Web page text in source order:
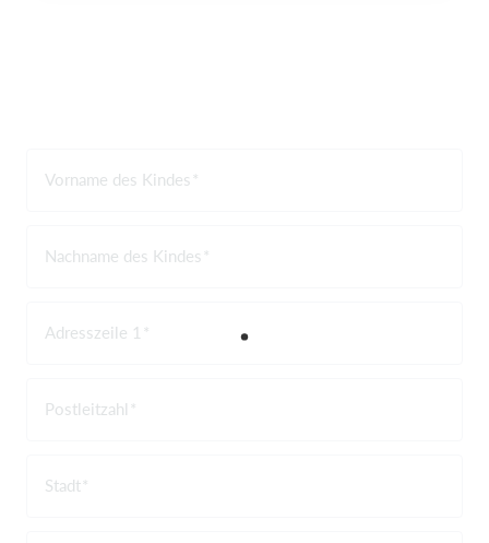
Vorname des Kindes
Nachname des Kindes
Adresszeile 1
Postleitzahl
Stadt